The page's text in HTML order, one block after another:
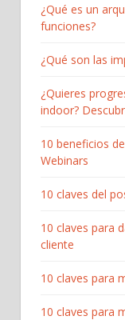
¿Qué es un
funciones?
¿Qué son las
¿Quieres
indoor?
10 beneficios
Webinars
10 claves del
10 claves para
cliente
10 claves para
10 claves para